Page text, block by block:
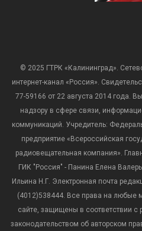
© 2025 ГТРК «Калининград».
интернет-канал «Россия».
77-59166 от 22 августа 2014 года.
надзору в сфере связи,
коммуникаций. Учредитель:
предприятие «Всероссийская
радиовещательная компания».
ГИК "Россия" - Панина Елена
Ильина Н.Г. Электронная почта
(4012)538444. Все права на любые
сайте, защищены в соответствии
законодательством об авторском